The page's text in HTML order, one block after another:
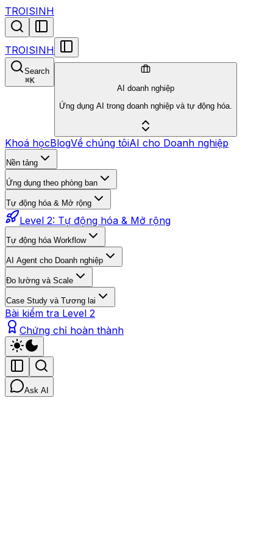
TROISINH
TROISINH
Search
⌘K
AI doanh nghiệp
Ứng dụng AI trong doanh nghiệp và tự động hóa.
Khoá họcBlogVề chúng tôiAI cho Doanh nghiệp
Nền tảng
Ứng dụng theo phòng ban
Tự động hóa & Mở rộng
Level 2: Tự động hóa & Mở rộng
Tự động hóa Workflow
AI Agent cho Doanh nghiệp
Đo lường và Scale
Case Study và Tương lai
Bài kiểm tra Level 2
Chứng chỉ hoàn thành
Ask AI